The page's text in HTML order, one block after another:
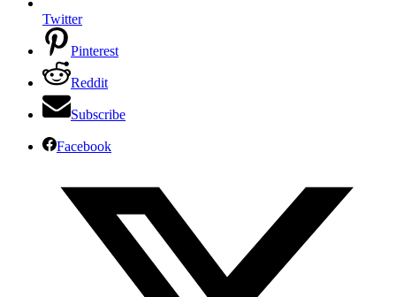
Twitter
Pinterest
Reddit
Subscribe
Facebook